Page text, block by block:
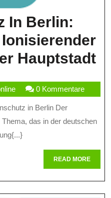
In Berlin:
Hauptstadt
In
ilk-
online
0 Kommentare
das in der deutschen
READ MOREREAD
MORE